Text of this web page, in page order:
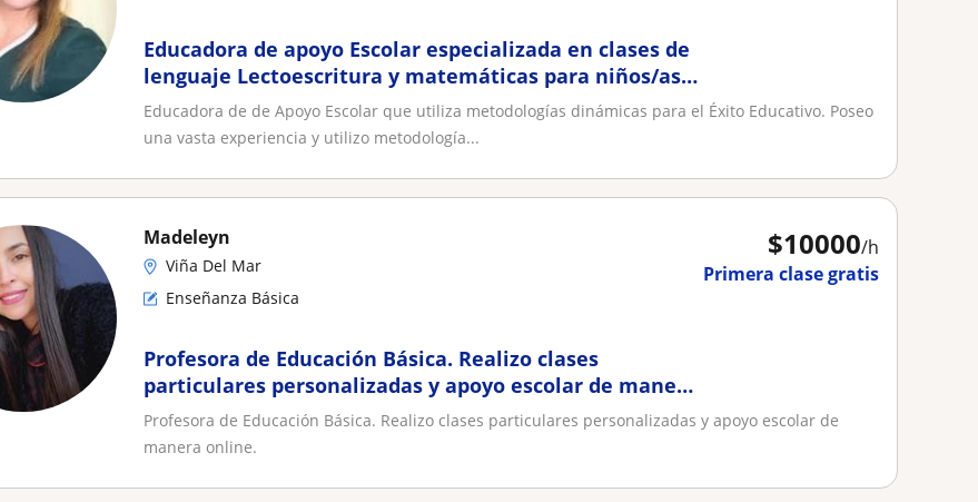
Educadora de apoyo Escolar especializada en clases de
lenguaje Lectoescritura y matemáticas para niños/as
de 4 a 10 años
Educadora de de Apoyo Escolar que utiliza metodologías dinámicas para el Éxito Educativo. Poseo
una vasta experiencia y utilizo metodología...
$10000/h
Primera clase gratis
Madeleyn
Viña Del Mar
Enseñanza Básica
Profesora de Educación Básica. Realizo clases
particulares personalizadas y apoyo escolar de manera
online
Profesora de Educación Básica. Realizo clases particulares personalizadas y apoyo escolar de
manera online.